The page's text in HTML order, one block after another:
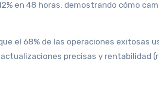
en 48 horas, demostrando cómo
el 68% de las operaciones exitosas
precisas y rentabilidad